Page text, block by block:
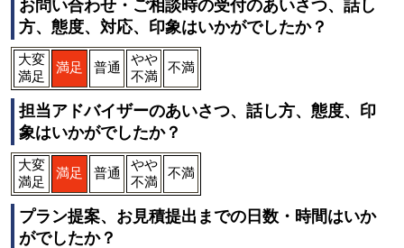
お問い合わせ・ご相談時の受付のあいさつ、話し
方、態度、対応、印象はいかがでしたか？
大変
満足
満足 普通
やや
不満
不満
担当アドバイザーのあいさつ、話し方、態度、印
象はいかがでしたか？
大変
満足
満足 普通
やや
不満
不満
プラン提案、お見積提出までの日数・時間はいか
がでしたか？